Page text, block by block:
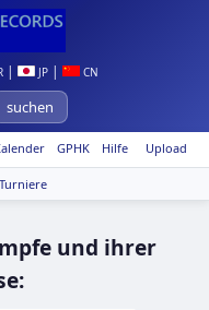
| JP| CN
Upload
GPHK Hilfe
und ihrer